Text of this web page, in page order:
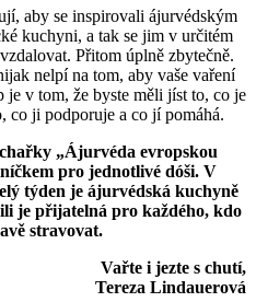
aby se inspirovali ájurvédským
kuchyni, a tak se jim v určitém
Přitom úplně zbytečně.
nelpí na tom, aby vaše vaření
v tom, že byste měli jíst to, co je
co ji podporuje a co jí pomáhá.
„Ájurvéda evropskou
pro jednotlivé dóši. V
týden je ájurvédská kuchyně
je přijatelná pro každého, kdo
stravovat.
Vařte i jezte s chutí,
Tereza Lindauerová